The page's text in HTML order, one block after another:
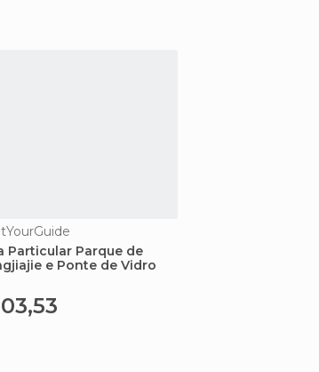
Particular Parque de
e Ponte de Vidro